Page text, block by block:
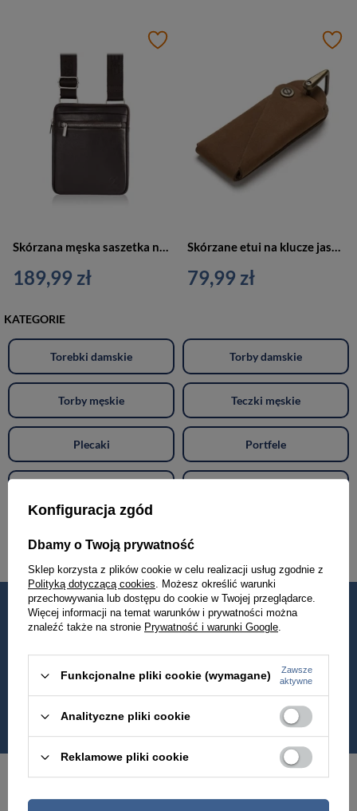
189,99 zł 79,99 zł
KATEGORIE
Torebki damskie Torby damskie
Torby męskie Teczki męskie
Plecaki Portfele
Od 2010
Jakość
Wysyłka nawet
w 24h
Darmowa dostawa
od 399 zł
Konfiguracja zgód
Dbamy o Twoją prywatność
Sklep korzysta z plików cookie w celu realizacji usług zgodnie z
Polityką dotyczącą cookies. Możesz określić warunki
przechowywania lub dostępu do cookie w Twojej przeglądarce.
Więcej informacji na temat warunków i prywatności można
znaleźć także na stronie Prywatność i warunki Google.
Funkcjonalne pliki cookie (wymagane)
Zawsze
aktywne
Analityczne pliki cookie
Reklamowe pliki cookie